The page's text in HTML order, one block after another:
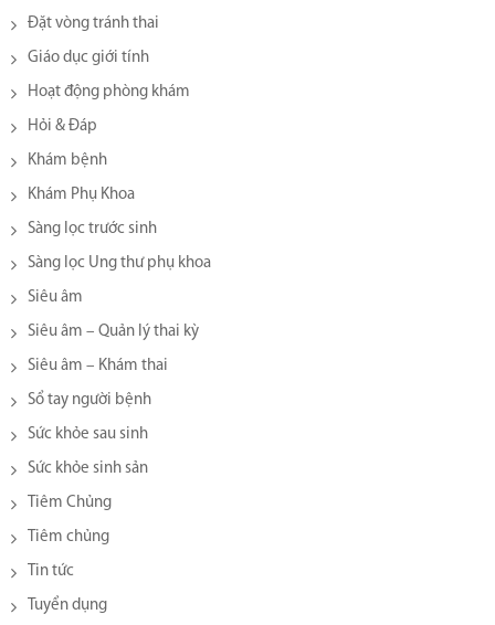
Đặt vòng tránh thai
Giáo dục giới tính
Hoạt động phòng khám
Hỏi & Đáp
Khám bệnh
Khám Phụ Khoa
Sàng lọc trước sinh
Sàng lọc Ung thư phụ khoa
Siêu âm
Siêu âm – Quản lý thai kỳ
Siêu âm – Khám thai
Sổ tay người bệnh
Sức khỏe sau sinh
Sức khỏe sinh sản
Tiêm Chủng
Tiêm chủng
Tin tức
Tuyển dụng